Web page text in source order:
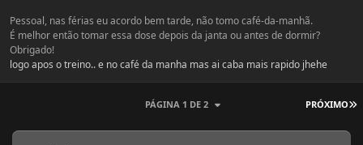
Pessoal, nas férias eu acordo bem tarde, não tomo café-da-manhã.
É melhor então tomar essa dose depois da janta ou antes de dormir?
Obrigado!
logo apos o treino.. e no café da manha mas ai caba mais rapido jhehe
PRÓXIMO
PÁGINA 1 DE 2